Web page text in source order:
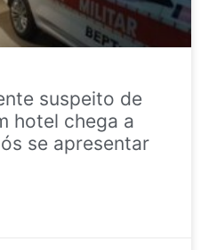
suspeito de
hotel chega a
se apresentar